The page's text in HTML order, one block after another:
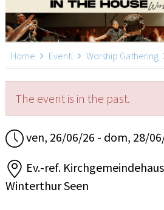
Home Eventi Worship Gathering
The event is in the past.
ven, 26/06/26 - dom, 28/
Ev.-ref.
Winterthur Seen